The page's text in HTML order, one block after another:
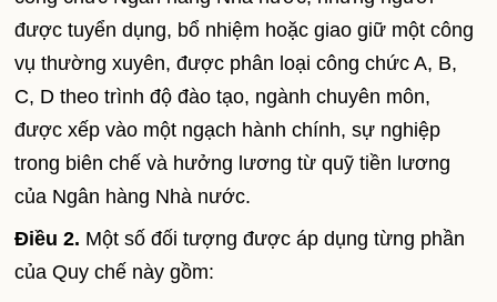
được tuyển dụng, bổ nhiệm hoặc giao giữ một công
vụ thường xuyên, được phân loại công chức A, B,
C, D theo trình độ đào tạo, ngành chuyên môn,
được xếp vào một ngạch hành chính, sự nghiệp
trong biên chế và hưởng lương từ quỹ tiền lương
của Ngân hàng Nhà nước.
Điều 2. Một số đối tượng được áp dụng từng phần
của Quy chế này gồm: